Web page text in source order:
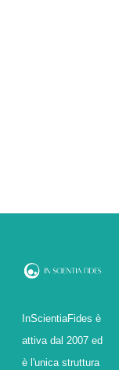
InScientiaFides è
attiva dal 2007 ed
è l'unica struttura